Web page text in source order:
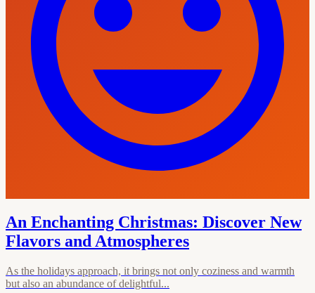
An Enchanting Christmas: Discover New
Flavors and Atmospheres
As the holidays approach, it brings not only coziness and warmth
but also an abundance of delightful...